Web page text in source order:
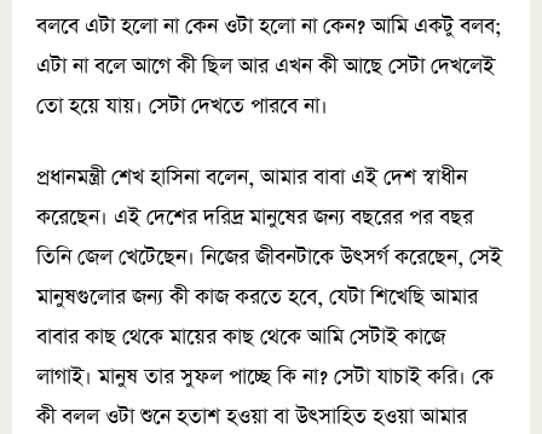
বলবে এটা হলো না কেন ওটা হলো না কেন? আমি একটু বলব;
এটা না বলে আগে কী ছিল আর এখন কী আছে সেটা দেখলেই
তো হয়ে যায়। সেটা দেখতে পারবে না।
প্রধানমন্ত্রী শেখ হাসিনা বলেন, আমার বাবা এই দেশ স্বাধীন
করেছেন। এই দেশের দরিদ্র মানুষের জন্য বছরের পর বছর
তিনি জেল খেটেছেন। নিজের জীবনটাকে উৎসর্গ করেছেন, সেই
মানুষগুলোর জন্য কী কাজ করতে হবে, যেটা শিখেছি আমার
বাবার কাছ থেকে মায়ের কাছ থেকে আমি সেটাই কাজে
লাগাই। মানুষ তার সুফল পাচ্ছে কি না? সেটা যাচাই করি। কে
কী বলল ওটা শুনে হতাশ হওয়া বা উৎসাহিত হওয়া আমার